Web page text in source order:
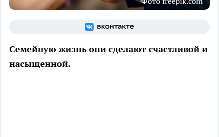
Семейную жизнь они сделают счастливой и
насыщенной.